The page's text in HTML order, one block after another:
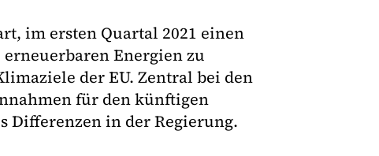
im ersten Quartal 2021 einen
Energien zu
der EU. Zentral bei den
für den künftigen
Differenzen in der Regierung.